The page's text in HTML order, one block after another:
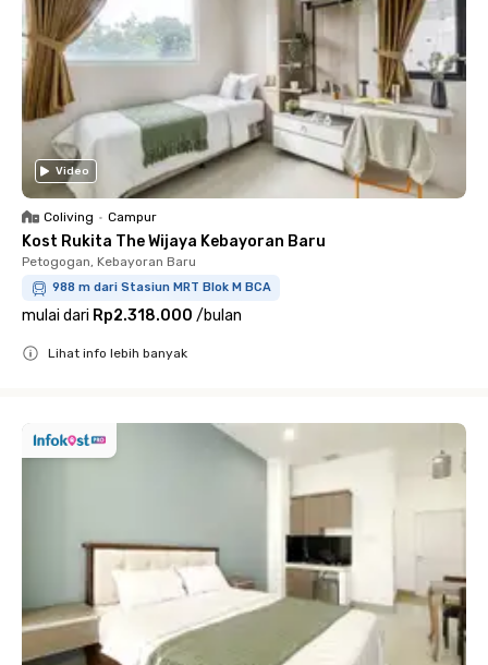
Video
Coliving • Campur
Kost Rukita The Wijaya Kebayoran Baru
Petogogan, Kebayoran Baru
988 m dari Stasiun MRT Blok M BCA
mulai dari Rp2.318.000 /bulan
Lihat info lebih banyak